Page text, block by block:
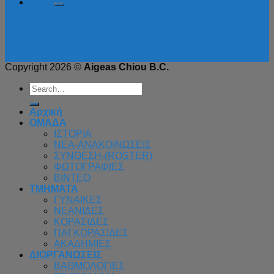
Copyright 2026 © Aigeas Chiou B.C.
Αρχική
ΟΜΑΔΑ
ΙΣΤΟΡΙΑ
ΝΕΑ-ΑΝΑΚΟΙΝΩΣΕΙΣ
ΣΥΝΘΕΣΗ-(ROSTER)
ΦΩΤΟΓΡΑΦΙΕΣ
ΒΙΝΤΕΟ
ΤΜΗΜΑΤΑ
ΓΥΝΑΙΚΕΣ
ΝΕΑΝΙΔΕΣ
ΚΟΡΑΣΙΔΕΣ
ΠΑΓΚΟΡΑΣΙΔΕΣ
ΑΚΑΔΗΜΙΕΣ
ΔΙΟΡΓΑΝΩΣΕΙΣ
ΒΑΘΜΟΛΟΓΙΕΣ